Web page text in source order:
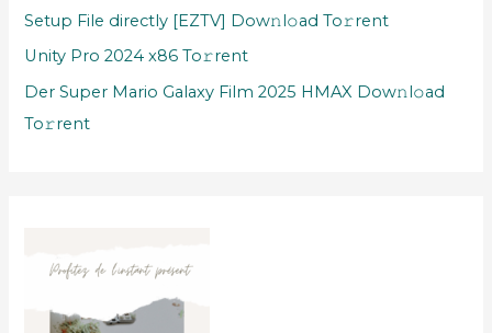
Setup File directly [EZTV] Dow𝚗l𝚘ad To𝚛rent
Unity Pro 2024 x86 To𝚛rent
Der Super Mario Galaxy Film 2025 HMAX Dow𝚗l𝚘ad
To𝚛rent